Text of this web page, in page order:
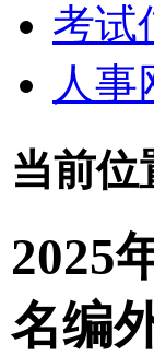
考试
人事
当前位
2025
名编